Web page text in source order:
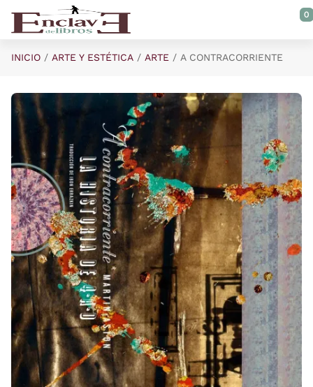
Saltar al contenido principal
0
INICIO ARTE Y ESTÉTICA ARTE A CONTRACORRIENTE